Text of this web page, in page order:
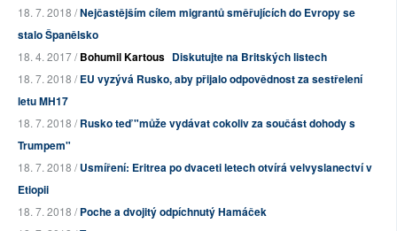
18. 7. 2018 /Nejčastějším cílem migrantů směřujících do Evropy se
stalo Španělsko
18. 4. 2017 /Bohumil Kartous Diskutujte na Britských listech
18. 7. 2018 /EU vyzývá Rusko, aby přijalo odpovědnost za sestřelení
letu MH17
18. 7. 2018 /Rusko teď "může vydávat cokoliv za součást dohody s
Trumpem"
18. 7. 2018 /Usmíření: Eritrea po dvaceti letech otvírá velvyslanectví v
Etiopii
18. 7. 2018 /Poche a dvojitý odpíchnutý Hamáček